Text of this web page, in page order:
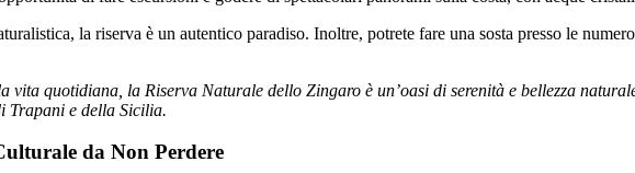
la riserva è un autentico paradiso. Inoltre, potrete fare una sosta presso le
vita quotidiana, la Riserva Naturale dello Zingaro è un’oasi di serenità e bellezza
Trapani e della Sicilia.
da Non Perdere